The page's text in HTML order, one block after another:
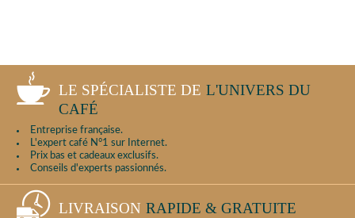
LE SPÉCIALISTE DE L'UNIVERS DU
CAFÉ
Entreprise française.
L'expert café N°1 sur Internet.
Prix bas et cadeaux exclusifs.
Conseils d'experts passionnés.
LIVRAISON RAPIDE & GRATUITE